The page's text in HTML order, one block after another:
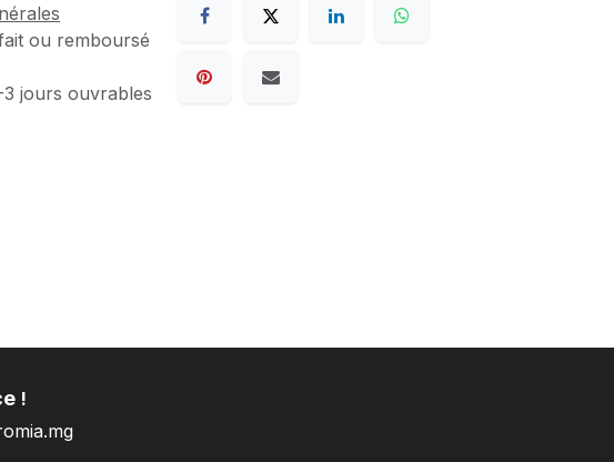
ou remboursé
3 jours ouvrables
!
.mg